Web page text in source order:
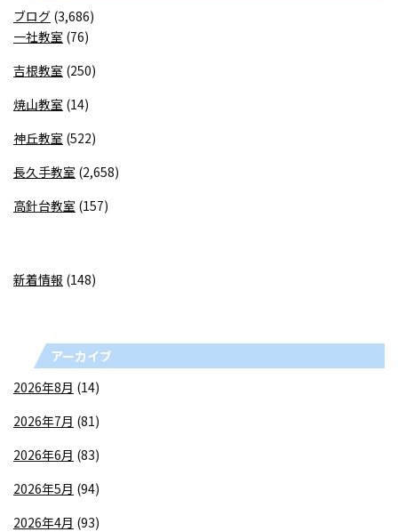
ブログ (3,686)
一社教室 (76)
吉根教室 (250)
焼山教室 (14)
神丘教室 (522)
長久手教室 (2,658)
高針台教室 (157)
新着情報 (148)
アーカイブ
2026年8月 (14)
2026年7月 (81)
2026年6月 (83)
2026年5月 (94)
2026年4月 (93)